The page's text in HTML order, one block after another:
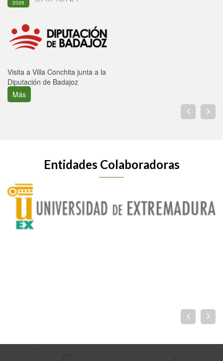
2026
Visita a Villa Conchita junta a la
Diputación de Badajoz
Más
Entidades Colaboradoras